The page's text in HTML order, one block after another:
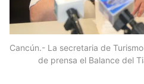
Cancún.- La secretaria de
de prensa el Balance del